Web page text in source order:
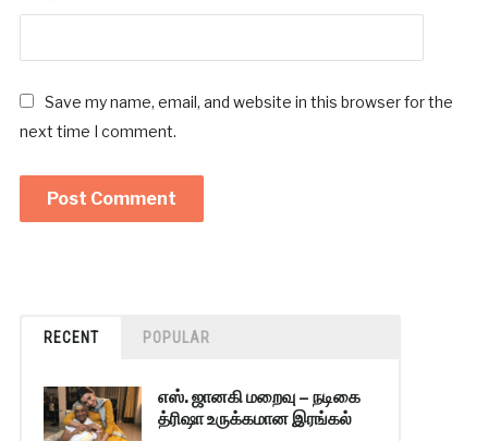
Save my name, email, and website in this browser for the
next time I comment.
RECENT POPULAR
எஸ். ஜானகி மறைவு – நடிகை
த்ரிஷா உருக்கமான இரங்கல்